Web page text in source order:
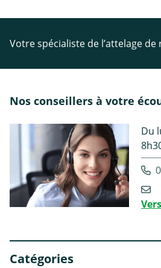
Votre spécialiste de l’attelage
Nos conseillers à votre
Du
Catégories